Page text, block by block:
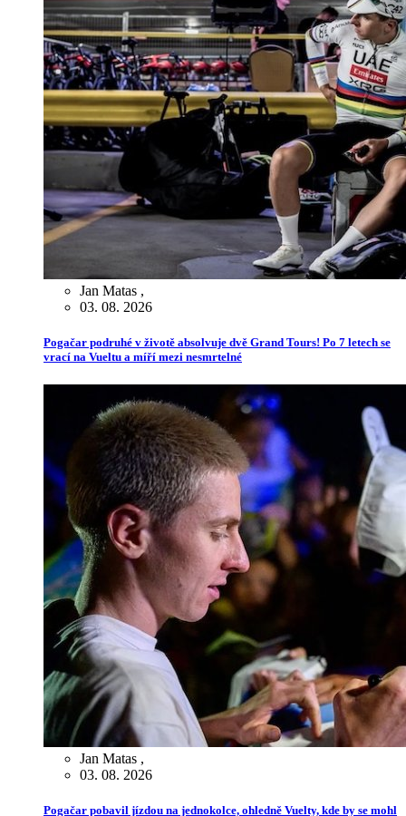
Jan Matas ,
03. 08. 2026
Pogačar podruhé v životě absolvuje dvě Grand Tours! Po 7 letech se
vrací na Vueltu a míří mezi nesmrtelné
Jan Matas ,
03. 08. 2026
Pogačar pobavil jízdou na jednokolce, ohledně Vuelty, kde by se mohl